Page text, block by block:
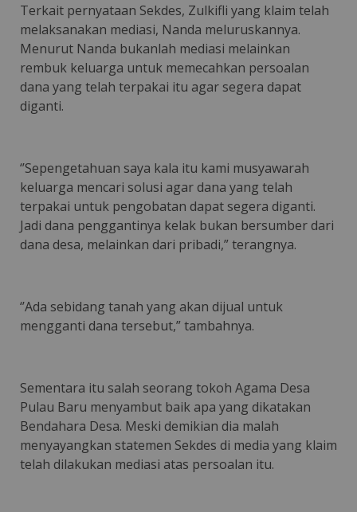
Terkait pernyataan Sekdes, Zulkifli yang klaim telah
melaksanakan mediasi, Nanda meluruskannya.
Menurut Nanda bukanlah mediasi melainkan
rembuk keluarga untuk memecahkan persoalan
dana yang telah terpakai itu agar segera dapat
diganti.
‘’Sepengetahuan saya kala itu kami musyawarah
keluarga mencari solusi agar dana yang telah
terpakai untuk pengobatan dapat segera diganti.
Jadi dana penggantinya kelak bukan bersumber dari
dana desa, melainkan dari pribadi,” terangnya.
‘’Ada sebidang tanah yang akan dijual untuk
mengganti dana tersebut,” tambahnya.
Sementara itu salah seorang tokoh Agama Desa
Pulau Baru menyambut baik apa yang dikatakan
Bendahara Desa. Meski demikian dia malah
menyayangkan statemen Sekdes di media yang klaim
telah dilakukan mediasi atas persoalan itu.